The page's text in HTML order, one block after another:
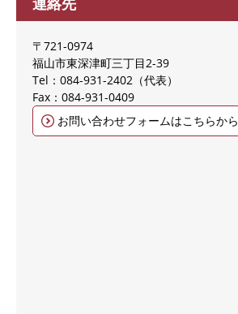
〒721-0974
福山市東深津町三丁目2-39
Tel：084-931-2402
代表
Fax：084-931-0409
お問い合わせフォームはこちらから